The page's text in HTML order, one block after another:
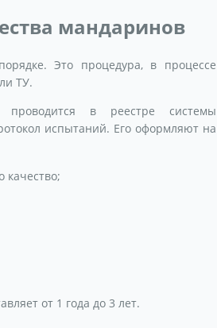
мандаринов
Это процедура, в процессе
ТУ.
проводится в реестре системы
испытаний. Его оформляют на
качество;
от 1 года до 3 лет.